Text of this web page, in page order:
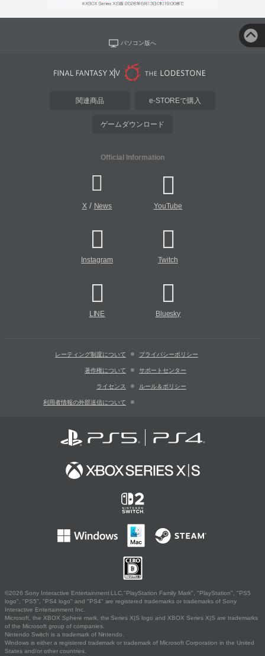
パソコン版へ
関連商品 e-STOREで購入
ゲームダウンロード
Official Information
X/ News YouTube
Instagram Twitch
LINE Bluesky
レーティング制度について プライバシーポリシー
著作権について サポートセンター
ライセンス ルール＆ポリシー
利用者情報の外部送信について
©2026 Sony Interactive Entertainment LLC."PlayStation Family Mark", "PlayStation", "PS5
logo", "PS5", "PS4 logo" and "PS4" are registered trademarks or trademarks of Sony
Interactive Entertainment Inc.
Microsoft, the XBOX Sphere mark, the Series X|S logo and XBOX Series X|S are trademarks
of the Microsoft group of companies.
Nintendo Switch is a trademark of Nintendo.
Windows is either a registered trademark or trademark of Microsoft Corporation in the United
States and/or other countries.